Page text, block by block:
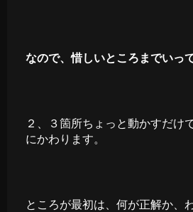
なので、惜しいところまでいっ
２、３箇所ちょっと動かすだけ
にかわります。
ところが最初は、何が正解か、